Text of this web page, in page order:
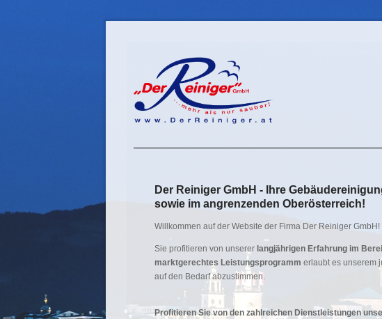
Der Reiniger GmbH - Ihre
sowie im angrenzenden Oberösterreich!
Willkommen auf der Website der Firma Der Reiniger GmbH!
Sie profitieren von unserer langjährigen Erfahrung im
marktgerechtes Leistungsprogramm erlaubt es unserem
auf den Bedarf abzustimmen.
Profitieren Sie von den zahlreichen Dienstleistungen